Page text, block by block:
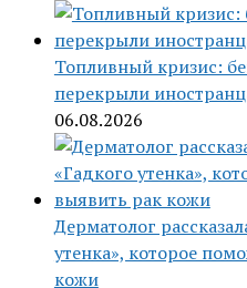
Топливный кризис:
перекрыли
06.08.2026
Дерматолог
утенка», которое
кожи